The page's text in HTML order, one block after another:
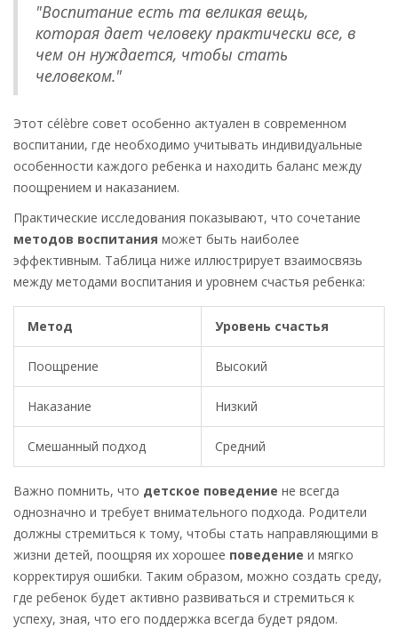
"Воспитание есть та великая вещь,
которая дает человеку практически все, в
чем он нуждается, чтобы стать
человеком."
Этот célèbre совет особенно актуален в современном
воспитании, где необходимо учитывать индивидуальные
особенности каждого ребенка и находить баланс между
поощрением и наказанием.
Практические исследования показывают, что сочетание
методов воспитания может быть наиболее
эффективным. Таблица ниже иллюстрирует взаимосвязь
между методами воспитания и уровнем счастья ребенка:
Метод Уровень счастья
Поощрение Высокий
Наказание Низкий
Смешанный подход Средний
Важно помнить, что детское поведение не всегда
однозначно и требует внимательного подхода. Родители
должны стремиться к тому, чтобы стать направляющими в
жизни детей, поощряя их хорошее поведение и мягко
корректируя ошибки. Таким образом, можно создать среду,
где ребенок будет активно развиваться и стремиться к
успеху, зная, что его поддержка всегда будет рядом.